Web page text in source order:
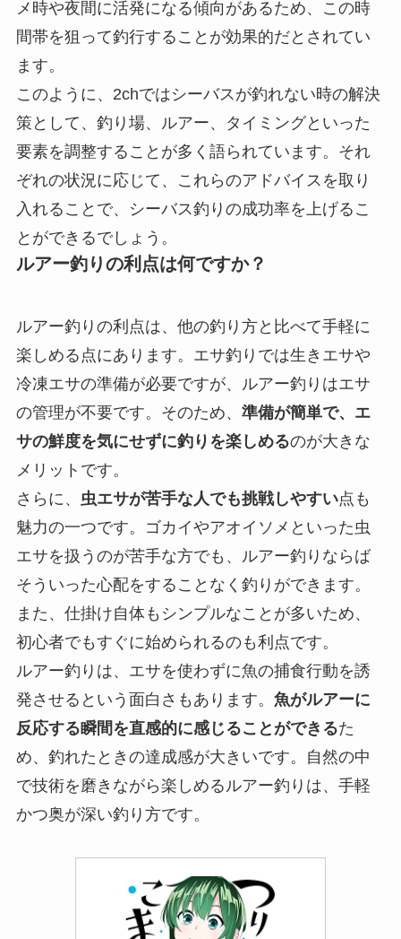
メ時や夜間に活発になる傾向があるため、この時
間帯を狙って釣行することが効果的だとされてい
ます。
このように、2chではシーバスが釣れない時の解決
策として、釣り場、ルアー、タイミングといった
要素を調整することが多く語られています。それ
ぞれの状況に応じて、これらのアドバイスを取り
入れることで、シーバス釣りの成功率を上げるこ
とができるでしょう。
ルアー釣りの利点は何ですか？
ルアー釣りの利点は、他の釣り方と比べて手軽に
楽しめる点にあります。エサ釣りでは生きエサや
冷凍エサの準備が必要ですが、ルアー釣りはエサ
の管理が不要です。そのため、 準備が簡単で、エ
サの鮮度を気にせずに釣りを楽しめるのが大きな
メリットです。
さらに、 虫エサが苦手な人でも挑戦しやすい点も
魅力の一つです。ゴカイやアオイソメといった虫
エサを扱うのが苦手な方でも、ルアー釣りならば
そういった心配をすることなく釣りができます。
また、仕掛け自体もシンプルなことが多いため、
初心者でもすぐに始められるのも利点です。
ルアー釣りは、エサを使わずに魚の捕食行動を誘
発させるという面白さもあります。 魚がルアーに
反応する瞬間を直感的に感じることができるた
め、釣れたときの達成感が大きいです。自然の中
で技術を磨きながら楽しめるルアー釣りは、手軽
かつ奥が深い釣り方です。